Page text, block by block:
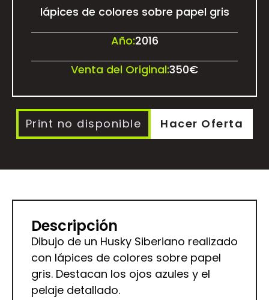
lápices de colores sobre papel gris
Año:2016
Venta del Original:350€
Print no disponible Hacer Oferta
Descripción
Dibujo de un Husky Siberiano realizado
con lápices de colores sobre papel
gris. Destacan los ojos azules y el
pelaje detallado.